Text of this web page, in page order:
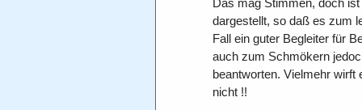
Das mag Stimmen, doch
dargestellt, so daß es zum
Fall ein guter Begleiter für
auch zum Schmökern
beantworten. Vielmehr
nicht !!